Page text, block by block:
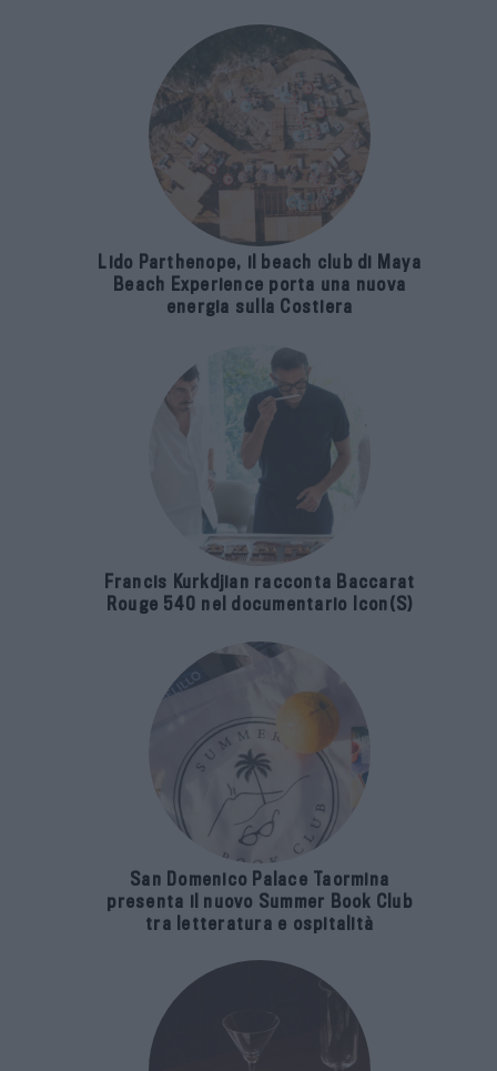
Lido Parthenope, il beach club di Maya
Beach Experience porta una nuova
energia sulla Costiera
Francis Kurkdjian racconta Baccarat
Rouge 540 nel documentario Icon(S)
San Domenico Palace Taormina
presenta il nuovo Summer Book Club
tra letteratura e ospitalità